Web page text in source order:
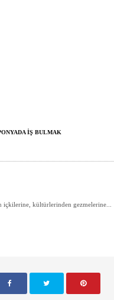
IŞ BULMAK
içkilerine, kültürlerinden gezmelerine...